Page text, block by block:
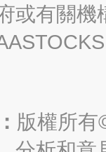
或有關
版權所有